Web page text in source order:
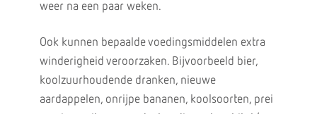
weer na een paar weken.
Ook kunnen bepaalde voedingsmiddelen extra
winderigheid veroorzaken. Bijvoorbeeld bier,
koolzuurhoudende dranken, nieuwe
aardappelen, onrijpe bananen, koolsoorten, prei